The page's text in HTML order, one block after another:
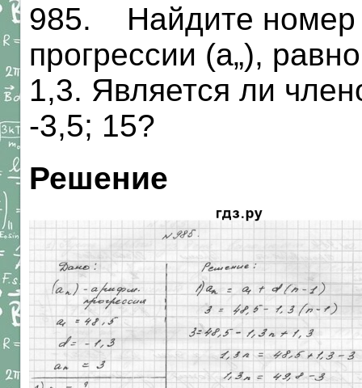
985. Найдите номер
прогрессии (а„),
1,3. Является ли
-3,5; 15?
Решение